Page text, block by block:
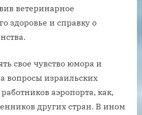
ветеринарное
здоровье и справку о
свое чувство юмора и
вопросы израильских
аэропорта, как,
других стран. В ином